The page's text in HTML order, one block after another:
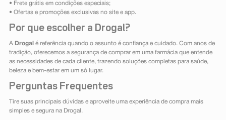
• Frete grátis em condições especiais;
• Ofertas e promoções exclusivas no site e app.
Por que escolher a Drogal?
A Drogal é referência quando o assunto é confiança e cuidado. Com anos de
tradição, oferecemos a segurança de comprar em uma farmácia que entende
as necessidades de cada cliente, trazendo soluções completas para saúde,
beleza e bem-estar em um só lugar.
Perguntas Frequentes
Tire suas principais dúvidas e aproveite uma experiência de compra mais
simples e segura na Drogal.